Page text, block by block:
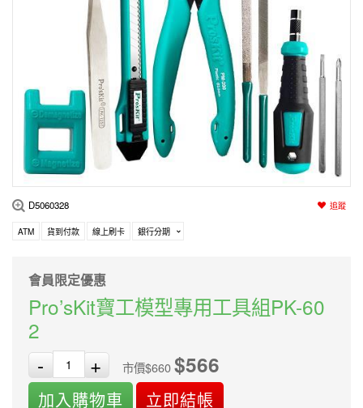
精密鑷子
綜合工具
電動工具
電磨/電鑽組
高壓絕緣
各式鉤錶
驗電筆
中階款12＋
高階挑戰款
課程教材
編程系列
機器人系列
小賽車系列
多合一系列
訂單查詢
售後服務
聯絡客服
科玩補件
技術諮詢
舊換新方案
新品上市
工具組合
家用網路
居家修繕
D5060328 追蹤
ATM 貨到付款 線上刷卡 銀行分期
會員限定優惠
Pro’sKit寶工模型專用工具組PK-60
2
-
+ 市價$660$566
加入購物車 立即結帳